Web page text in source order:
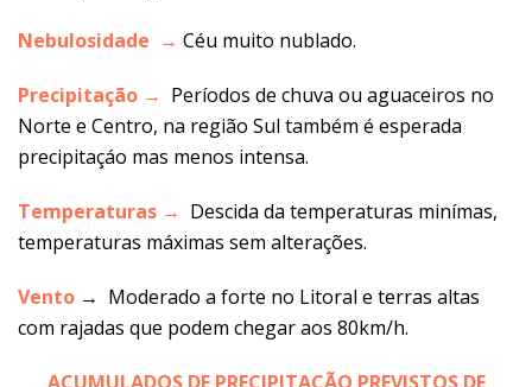
Nebulosidade → Céu muito nublado.
Precipitação → Períodos de chuva ou aguaceiros no
Norte e Centro, na região Sul também é esperada
precipitaçáo mas menos intensa.
Temperaturas → Descida da temperaturas minímas,
temperaturas máximas sem alterações.
Vento → Moderado a forte no Litoral e terras altas
com rajadas que podem chegar aos 80km/h.